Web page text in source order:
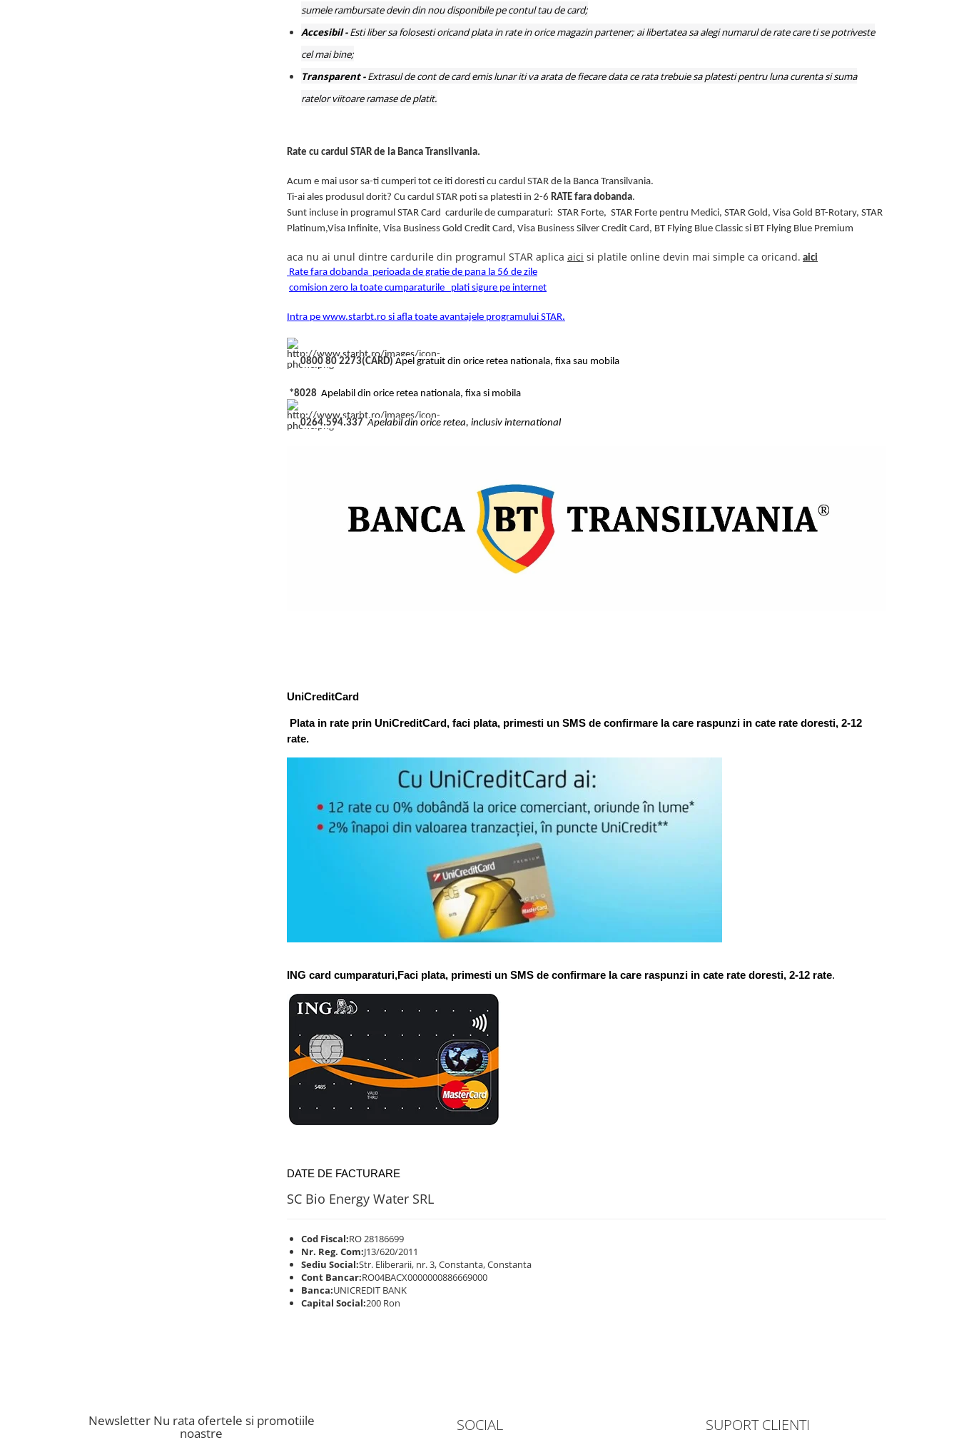
sumele rambursate devin din nou disponibile pe contul tau de card;
Accesibil -Esti liber sa folosesti oricand plata in rate in orice magazin partener; ai libertatea sa alegi numarul de rate care ti se potriveste
cel mai bine;
Transparent -Extrasul de cont de card emis lunar iti va arata de fiecare data ce rata trebuie sa platesti pentru luna curenta si suma
ratelor viitoare ramase de platit.
Rate cu cardul STAR de la Banca Transilvania.
Acum e mai usor sa-ti cumperi tot ce iti doresti cu cardul STAR de la Banca Transilvania.
Ti-ai ales produsul dorit? Cu cardul STAR poti sa platesti in 2-6 RATE fara dobanda.
Sunt incluse in programul STAR Card cardurile de cumparaturi: STAR Forte, STAR Forte pentru Medici, STAR Gold, Visa Gold BT-Rotary, STAR
Platinum,Visa Infinite, Visa Business Gold Credit Card, Visa Business Silver Credit Card, BT Flying Blue Classic si BT Flying Blue Premium
aca nu ai unul dintre cardurile din programul STAR aplica aici si platile online devin mai simple ca oricand. aici
Rate fara dobanda perioada de gratie de pana la 56 de zile
comision zero la toate cumparaturile
plati sigure pe internet
Intra pe www.starbt.ro si afla toate avantajele programului STAR.
0800 80 2273(CARD) Apel gratuit din orice retea nationala, fixa sau mobila
*8028 Apelabil din orice retea nationala, fixa si mobila
0264.594.337 Apelabil din orice retea, inclusiv international
UniCreditCard
Plata in rate prin UniCreditCard, faci plata, primesti un SMS de confirmare la care raspunzi in cate rate doresti, 2-12
rate.
ING card cumparaturi,Faci plata, primesti un SMS de confirmare la care raspunzi in cate rate doresti, 2-12 rate.
DATE DE FACTURARE
SC Bio Energy Water SRL
Cod Fiscal:RO 28186699
Nr. Reg. Com:J13/620/2011
Sediu Social:Str. Eliberarii, nr. 3, Constanta, Constanta
Cont Bancar:RO04BACX0000000886669000
Banca:UNICREDIT BANK
Capital Social:200 Ron
Newsletter Nu rata ofertele si promotiile
noastre SOCIAL SUPORT CLIENTI